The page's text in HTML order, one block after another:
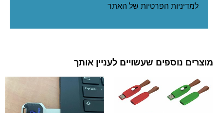
למדיניות הפרטיות של האתר
מוצרים נוספים שעשויים לעניין אותך